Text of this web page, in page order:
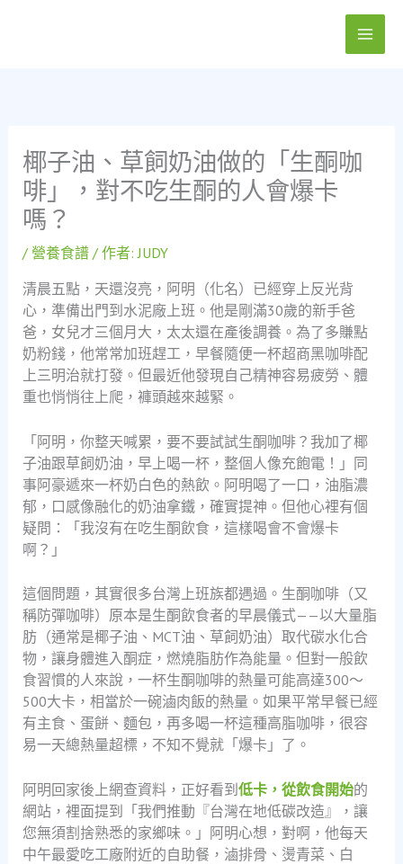
椰子油、草飼奶油做的「生酮咖
啡」，對不吃生酮的人會爆卡
嗎？
/ 營養食譜/ 作者:JUDY
清晨五點，天還沒亮，阿明（化名）已經穿上反光背
心，準備出門到水泥廠上班。他是剛滿30歲的新手爸
爸，女兒才三個月大，太太還在產後調養。為了多賺點
奶粉錢，他常常加班趕工，早餐隨便一杯超商黑咖啡配
上三明治就打發。但最近他發現自己精神容易疲勞、體
重也悄悄往上爬，褲頭越來越緊。
「阿明，你整天喊累，要不要試試生酮咖啡？我加了椰
子油跟草飼奶油，早上喝一杯，整個人像充飽電！」同
事阿豪遞來一杯奶白色的熱飲。阿明喝了一口，油脂濃
郁，口感像融化的奶油拿鐵，確實提神。但他心裡有個
疑問：「我沒有在吃生酮飲食，這樣喝會不會爆卡
啊？」
這個問題，其實很多台灣上班族都遇過。生酮咖啡（又
稱防彈咖啡）原本是生酮飲食者的早晨儀式——以大量脂
肪（通常是椰子油、MCT油、草飼奶油）取代碳水化合
物，讓身體進入酮症，燃燒脂肪作為能量。但對一般飲
食習慣的人來說，一杯生酮咖啡的熱量可能高達300～
500大卡，相當於一碗滷肉飯的熱量。如果平常早餐已經
有主食、蛋餅、麵包，再多喝一杯這種高脂咖啡，很容
易一天總熱量超標，不知不覺就「爆卡」了。
阿明回家後上網查資料，正好看到低卡，從飲食開始的
網站，裡面提到「我們推動『台灣在地低碳改造』，讓
您無須割捨熟悉的家鄉味。」阿明心想，對啊，他每天
中午最愛吃工廠附近的自助餐，滷排骨、燙青菜、白